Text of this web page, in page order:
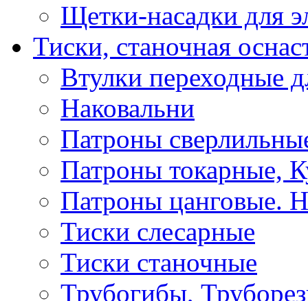
Щетки-насадки для
Тиски, станочная
Втулки переходные
Наковальни
Патроны
Патроны токарные,
Патроны цанговые.
Тиски слесарные
Тиски станочные
Трубогибы,